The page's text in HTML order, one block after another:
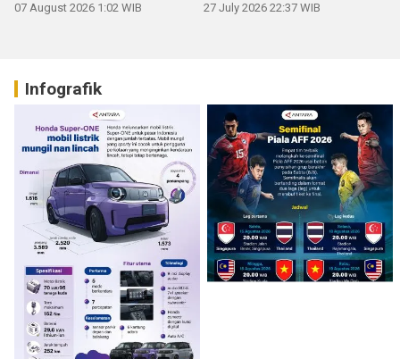
07 August 2026 1:02 WIB 27 July 2026 22:37 WIB
Infografik